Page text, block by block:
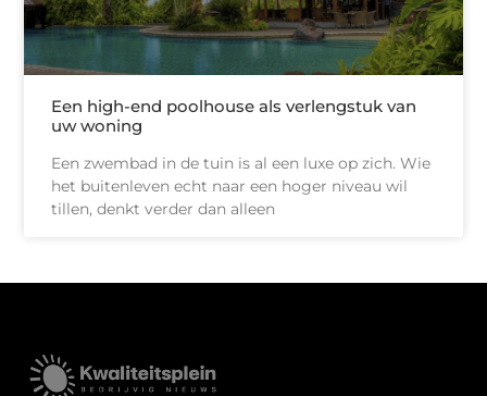
Een high-end poolhouse als verlengstuk van
uw woning
Een zwembad in de tuin is al een luxe op zich. Wie
het buitenleven echt naar een hoger niveau wil
tillen, denkt verder dan alleen